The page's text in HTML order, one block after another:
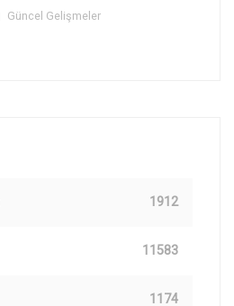
Güncel Gelişmeler
1912
11583
1174